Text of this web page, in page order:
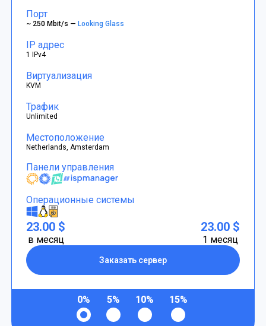
Порт
~ 250 Mbit/s —Looking Glass
IP адрес
1 IPv4
Виртуализация
KVM
Трафик
Unlimited
Местоположение
Netherlands, Amsterdam
Панели управления
Операционные системы
23.00 $
в месяц
Заказать сервер
23.00 $
1 месяц
0% 5% 10% 15%